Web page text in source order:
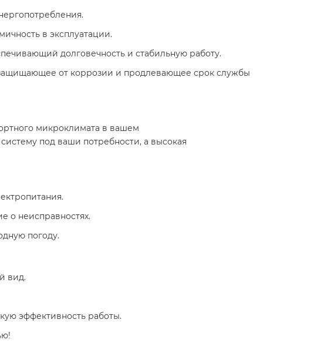
в эксплуатации.​
долговечность и стабильную работу.​
от коррозии и продлевающее срок службы
микроклимата в вашем
под ваши потребности, а высокая
о неисправностях.​
погоду.
вид.​
эффективность работы.​